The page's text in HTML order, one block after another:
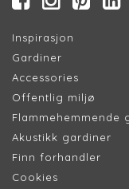
Inspirasjon
Gardiner
Accessories
Offentlig miljø
Flammehemmende
Akustikk gardiner
Finn forhandler
Cookies